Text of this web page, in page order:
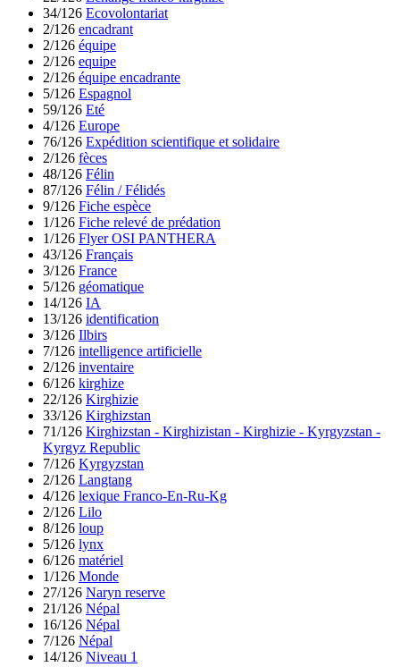
34/126 Ecovolontariat
2/126 encadrant
2/126 équipe
2/126 equipe
2/126 équipe encadrante
5/126 Espagnol
59/126 Eté
4/126 Europe
76/126 Expédition scientifique et solidaire
2/126 fèces
48/126 Félin
87/126 Félin / Félidés
9/126 Fiche espèce
1/126 Fiche relevé de prédation
1/126 Flyer OSI PANTHERA
43/126 Français
3/126 France
5/126 géomatique
14/126 IA
13/126 identification
3/126 Ilbirs
7/126 intelligence artificielle
2/126 inventaire
6/126 kirghize
22/126 Kirghizie
33/126 Kirghizstan
71/126 Kirghizstan - Kirghizistan - Kirghizie - Kyrgyzstan -
Kyrgyz Republic
7/126 Kyrgyzstan
2/126 Langtang
4/126 lexique Franco-En-Ru-Kg
2/126 Lilo
8/126 loup
5/126 lynx
6/126 matériel
1/126 Monde
27/126 Naryn reserve
21/126 Népal
16/126 Népal
7/126 Népal
14/126 Niveau 1